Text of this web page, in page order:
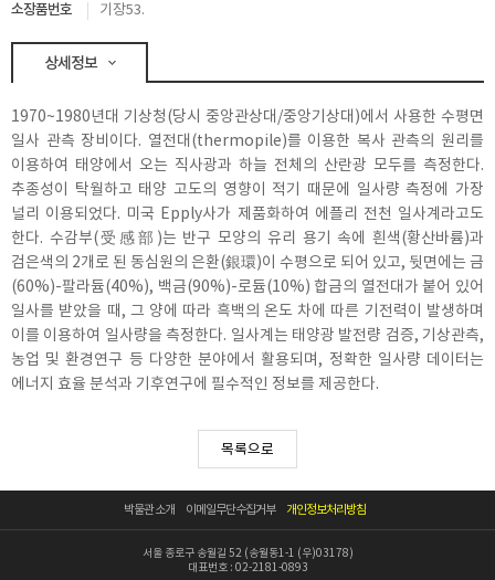
소장품번호 기장53.
상세정보
1970~1980년대 기상청(당시 중앙관상대/중앙기상대)에서 사용한 수평면
일사 관측 장비이다. 열전대(thermopile)를 이용한 복사 관측의 원리를
이용하여 태양에서 오는 직사광과 하늘 전체의 산란광 모두를 측정한다.
추종성이 탁월하고 태양 고도의 영향이 적기 때문에 일사량 측정에 가장
널리 이용되었다. 미국 Epply사가 제품화하여 에플리 전천 일사계라고도
한다. 수감부(受感部)는 반구 모양의 유리 용기 속에 흰색(황산바륨)과
검은색의 2개로 된 동심원의 은환(銀環)이 수평으로 되어 있고, 뒷면에는 금
(60%)-팔라듐(40%), 백금(90%)-로듐(10%) 합금의 열전대가 붙어 있어
일사를 받았을 때, 그 양에 따라 흑백의 온도 차에 따른 기전력이 발생하며
이를 이용하여 일사량을 측정한다. 일사계는 태양광 발전량 검증, 기상관측,
농업 및 환경연구 등 다양한 분야에서 활용되며, 정확한 일사량 데이터는
에너지 효율 분석과 기후연구에 필수적인 정보를 제공한다.
목록으로
박물관 소개 이메일무단수집거부 개인정보처리방침
서울 종로구 송월길 52 (송월동1-1 (우)03178)
대표번호 : 02-2181-0893